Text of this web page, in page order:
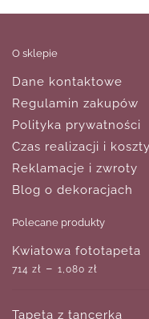
O sklepie
Dane kontaktowe
Regulamin zakupów
Polityka prywatności
Czas realizacji i
Reklamacje i zwroty
Blog o dekoracjach
Polecane produkty
Kwiatowa fototapeta
714 zł – 1,080 zł
Tapeta z tancerką